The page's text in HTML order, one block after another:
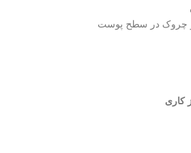
و چروک در سطح پوست